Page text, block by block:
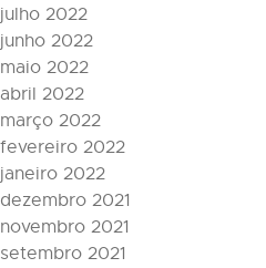
julho 2022
junho 2022
maio 2022
abril 2022
março 2022
fevereiro 2022
janeiro 2022
dezembro 2021
novembro 2021
setembro 2021